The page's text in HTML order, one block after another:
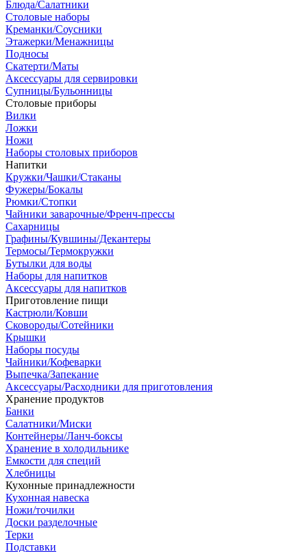
Блюда/Салатники
Столовые наборы
Креманки/Соусники
Этажерки/Менажницы
Подносы
Скатерти/Маты
Аксессуары для сервировки
Супницы/Бульонницы
Столовые приборы
Вилки
Ложки
Ножи
Наборы столовых приборов
Напитки
Кружки/Чашки/Стаканы
Фужеры/Бокалы
Рюмки/Стопки
Чайники заварочные/Френч-прессы
Сахарницы
Графины/Кувшины/Декантеры
Термосы/Термокружки
Бутылки для воды
Наборы для напитков
Аксессуары для напитков
Приготовление пищи
Кастрюли/Ковши
Сковороды/Сотейники
Крышки
Наборы посуды
Чайники/Кофеварки
Выпечка/Запекание
Аксессуары/Расходники для приготовления
Хранение продуктов
Банки
Салатники/Миски
Контейнеры/Ланч-боксы
Хранение в холодильнике
Емкости для специй
Хлебницы
Кухонные принадлежности
Кухонная навеска
Ножи/точилки
Доски разделочные
Терки
Подставки